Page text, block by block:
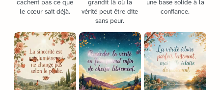
cachent pas ce que
le cœur sait déjà.
grandit là où la
vérité peut être dite
sans peur.
une base solide à la
confiance.